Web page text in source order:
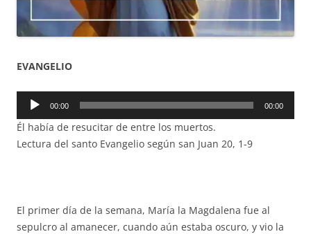
EVANGELIO
Reproductor
audio
00:00 00:00
Él había de resucitar de entre los muertos.
Lectura del santo Evangelio según san Juan 20, 1-9
El primer día de la semana, María la Magdalena fue al
sepulcro al amanecer, cuando aún estaba oscuro, y vio la